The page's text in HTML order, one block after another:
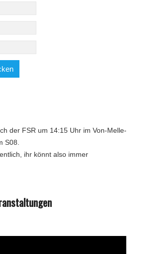
der FSR um 14:15 Uhr im Von-Melle-
S08.
ihr könnt also immer